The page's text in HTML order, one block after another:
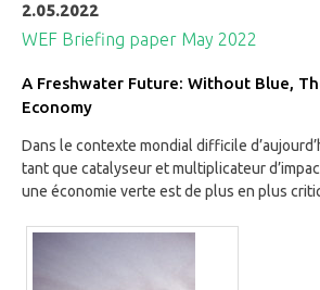
2.05.2022
WEF Briefing paper May 2022
A Freshwater Future: Without Blue,
Economy
Dans le contexte mondial difficile
tant que catalyseur et multiplicateur
une économie verte est de plus en plus